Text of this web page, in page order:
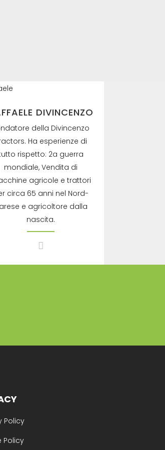
DIVINCENZO
della Divincenzo
Ha esperienze di
rispetto: 2a guerra
mondiale, Vendita di
agricole e trattori
circa 65 anni nel Nord-
e agricoltore dalla
nascita.
Policy
Policy